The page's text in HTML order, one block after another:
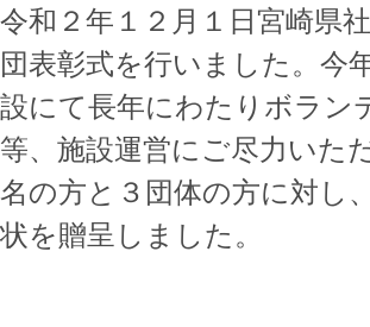
令和２年１２月１日宮崎県
団表彰式を行いました。今
設にて長年にわたりボラン
等、 施設運営にご尽力いた
名の方と３団体の方に対し
状を贈呈しました。